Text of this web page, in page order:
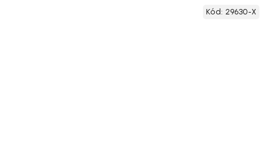
Kód: 29630-X